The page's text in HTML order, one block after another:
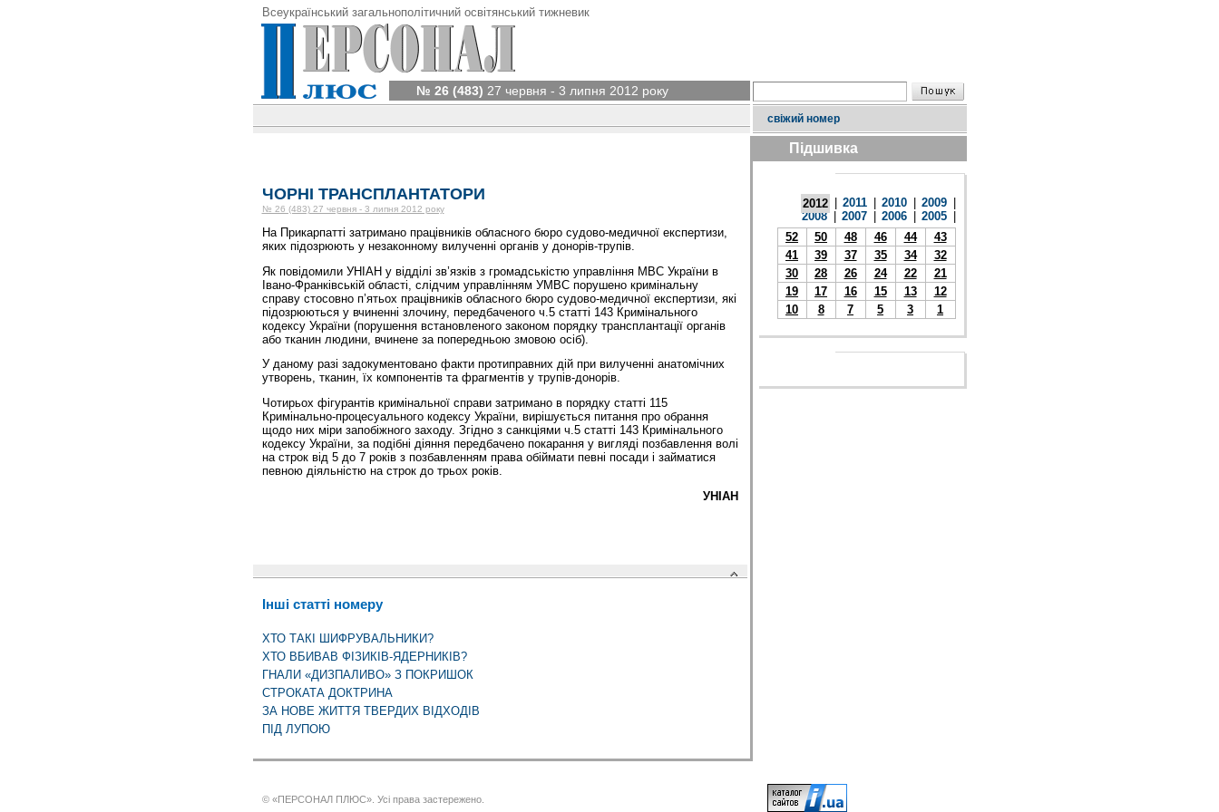
Всеукраїнський загальнополітичний освітянський тижневик
№ 26 (483) 27 червня - 3 липня 2012 року
свіжий номер
ЧОРНІ ТРАНСПЛАНТАТОРИ
№ 26 (483) 27 червня - 3 липня 2012 року
На Прикарпатті затримано працівників обласного бюро судово-медичної експертизи,
яких підозрюють у незаконному вилученні органів у донорів-трупів.
Як повідомили УНІАН у відділі зв’язків з громадськістю управління МВС України в
Івано-Франківській області, слідчим управлінням УМВС порушено кримінальну
справу стосовно п’ятьох працівників обласного бюро судово-медичної експертизи, які
підозрюються у вчиненні злочину, передбаченого ч.5 статті 143 Кримінального
кодексу України (порушення встановленого законом порядку трансплантації органів
або тканин людини, вчинене за попередньою змовою осіб).
У даному разі задокументовано факти протиправних дій при вилученні анатомічних
утворень, тканин, їх компонентів та фрагментів у трупів-донорів.
Чотирьох фігурантів кримінальної справи затримано в порядку статті 115
Кримінально-процесуального кодексу України, вирішується питання про обрання
щодо них міри запобіжного заходу. Згідно з санкціями ч.5 статті 143 Кримінального
кодексу України, за подібні діяння передбачено покарання у вигляді позбавлення волі
на строк від 5 до 7 років з позбавленням права обіймати певні посади і займатися
певною діяльністю на строк до трьох років.
УНІАН
Інші статті номеру
ХТО ТАКІ ШИФРУВАЛЬНИКИ?
ХТО ВБИВАВ ФІЗИКІВ-ЯДЕРНИКІВ?
ГНАЛИ «ДИЗПАЛИВО» З ПОКРИШОК
СТРОКАТА ДОКТРИНА
ЗА НОВЕ ЖИТТЯ ТВЕРДИХ ВІДХОДІВ
ПІД ЛУПОЮ
Підшивка
2012 2011 2010 2009
2008 | 2007 2006 2005
52
50 48 46 44
43
41
39 37 35 34
32
30
28 26 24 22
21
19
17 16 15 13
12
10
8 7 5 3 1
© «ПЕРСОНАЛ ПЛЮС». Усі права застережено.